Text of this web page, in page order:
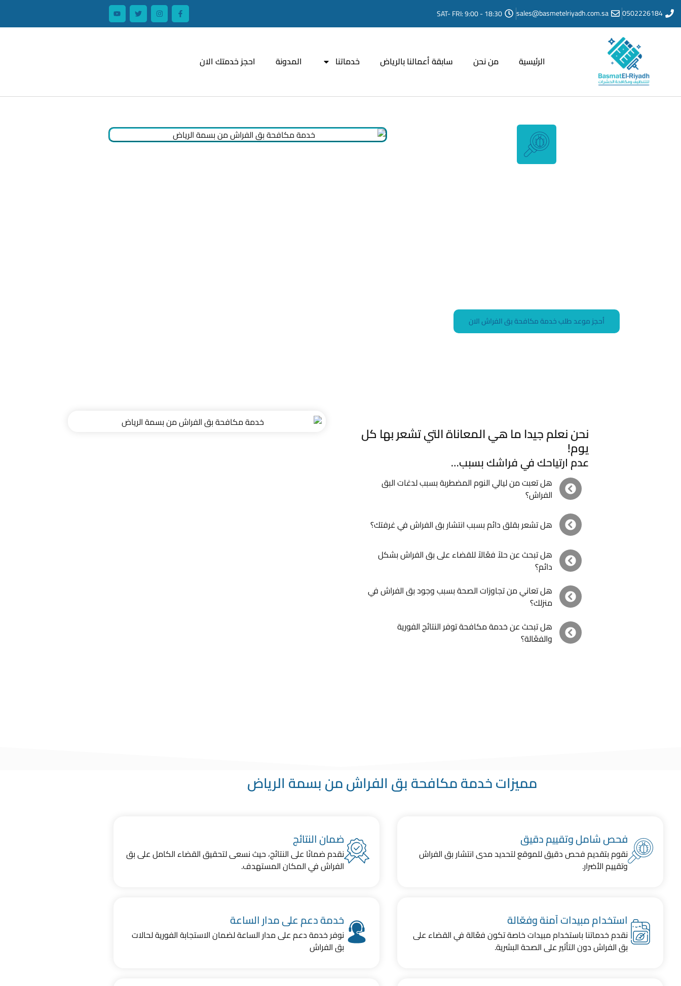
0502226184
sales@basmetelriyadh.com.sa
SAT- FRI: 9:00 - 18:30
الرئيسية من نحن سابقة أعمالنا بالرياض خدماتنا المدونة احجز خدمتك الان
أحجز موعد طلب خدمة مكافحة بق الفراش الان
نحن نعلم جيدا ما هي المعاناة التي تشعر بها كل
يوم!
عدم ارتياحك في فراشك بسبب…
هل تعبت من ليالي النوم المضطربة بسبب لدغات البق
الفراش؟
هل تشعر بقلق دائم بسبب انتشار بق الفراش في غرفتك؟
هل تبحث عن حلاً فعّالاً للقضاء على بق الفراش بشكل
دائم؟
هل تعاني من تجاوزات الصحة بسبب وجود بق الفراش في
منزلك؟
هل تبحث عن خدمة مكافحة توفر النتائج الفورية
والفعّالة؟
مميزات خدمة مكافحة بق الفراش من بسمة الرياض
فحص شامل وتقييم دقيق
نقوم بتقديم فحص دقيق للموقع لتحديد مدى انتشار بق الفراش
وتقييم الأضرار.
استخدام مبيدات آمنة وفعّالة
نقدم خدماتنا باستخدام مبيدات خاصة تكون فعّالة في القضاء على
بق الفراش دون التأثير على الصحة البشرية.
ضمان النتائج
نقدم ضمانًا على النتائج، حيث نسعى لتحقيق القضاء الكامل على بق
الفراش في المكان المستهدف.
خدمة دعم على مدار الساعة
نوفر خدمة دعم على مدار الساعة لضمان الاستجابة الفورية لحالات
بق الفراش